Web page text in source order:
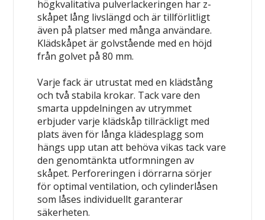
högkvalitativa pulverlackeringen har z-
skåpet lång livslängd och är tillförlitligt
även på platser med många användare.
Klädskåpet är golvstående med en höjd
från golvet på 80 mm.
Varje fack är utrustat med en klädstång
och två stabila krokar. Tack vare den
smarta uppdelningen av utrymmet
erbjuder varje klädskåp tillräckligt med
plats även för långa klädesplagg som
hängs upp utan att behöva vikas tack vare
den genomtänkta utformningen av
skåpet. Perforeringen i dörrarna sörjer
för optimal ventilation, och cylinderlåsen
som låses individuellt garanterar
säkerheten.